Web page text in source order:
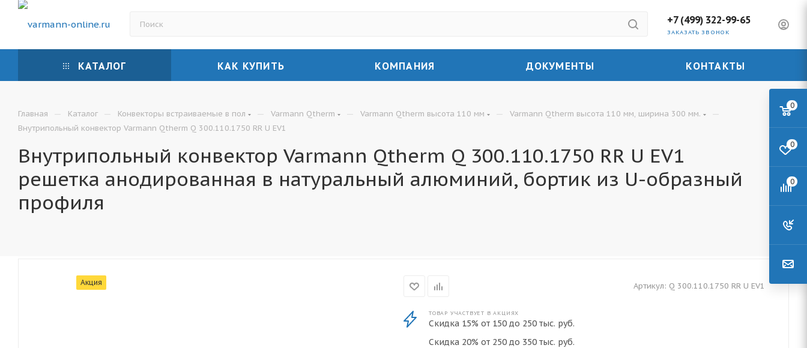
+7 (499) 322-99-65
ЗАКАЗАТЬ ЗВОНОК
КАТАЛОГ КАК КУПИТЬ КОМПАНИЯ ДОКУМЕНТЫ КОНТАКТЫ
Главная — Каталог — Конвекторы встраиваемые в пол — Varmann Qtherm — Varmann Qtherm высота 110 мм — Varmann Qtherm высота 110 мм, ширина 300 мм. —
Внутрипольный конвектор Varmann Qtherm Q 300.110.1750 RR U EV1
Внутрипольный конвектор Varmann Qtherm Q 300.110.1750 RR U EV1
решетка анодированная в натуральный алюминий, бортик из U-образный
профиля
Акция Артикул: Q 300.110.1750 RR U EV1
ТОВАР УЧАСТВУЕТ В АКЦИЯХ
Скидка 15% от 150 до 250 тыс. руб.
Скидка 20% от 250 до 350 тыс. руб.
0
0
0